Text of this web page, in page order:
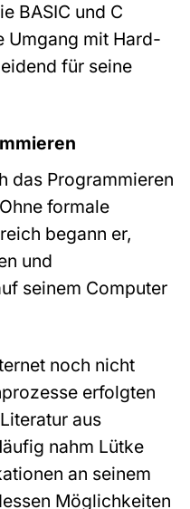
BASIC und C
Umgang mit Hard-
für seine
das Programmieren
formale
begann er,
und
seinem Computer
noch nicht
erfolgten
aus
nahm Lütke
an seinem
Möglichkeiten